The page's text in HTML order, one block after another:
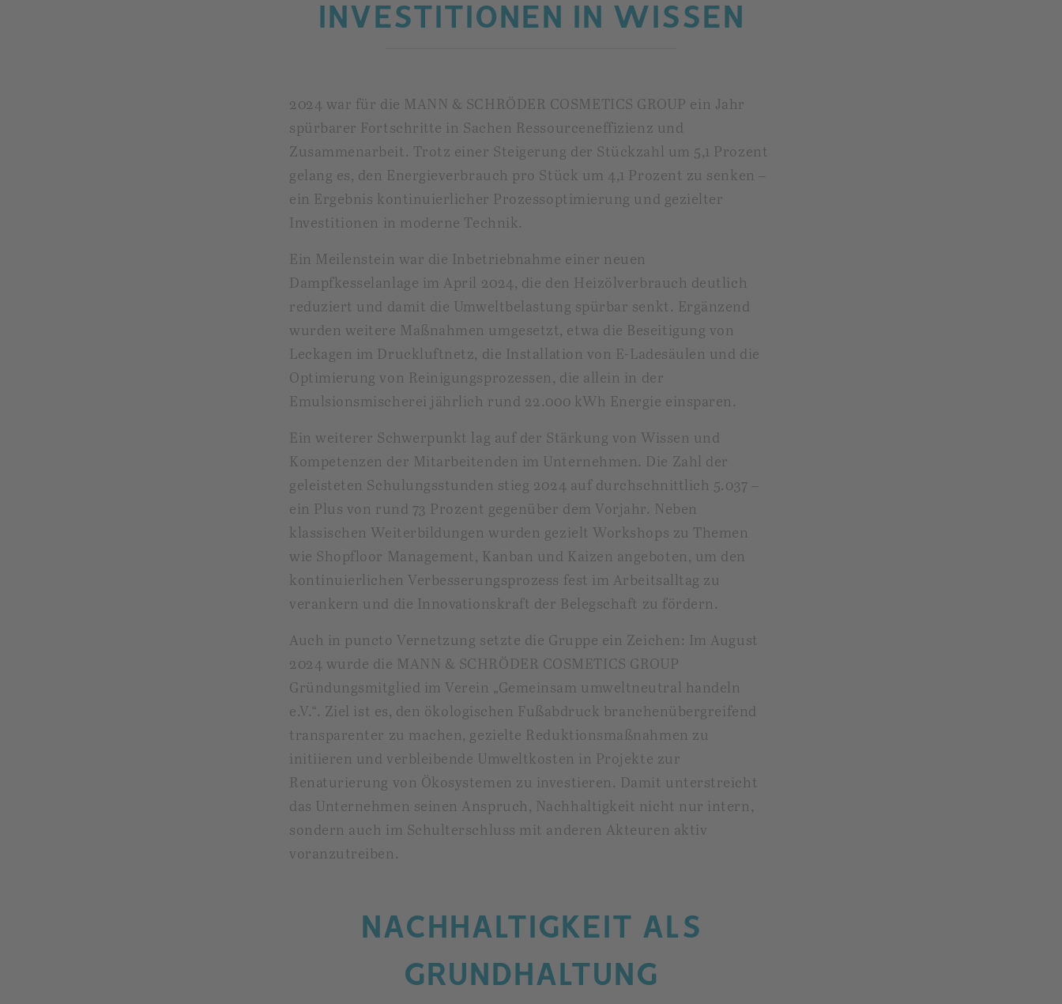
INVESTITIONEN IN WISSEN
2024 war für die MANN & SCHRÖDER COSMETICS GROUP ein Jahr
spürbarer Fortschritte in Sachen Ressourceneffizienz und
Zusammenarbeit. Trotz einer Steigerung der Stückzahl um 5,1 Prozent
gelang es, den Energieverbrauch pro Stück um 4,1 Prozent zu senken –
ein Ergebnis kontinuierlicher Prozessoptimierung und gezielter
Investitionen in moderne Technik.
Ein Meilenstein war die Inbetriebnahme einer neuen
Dampfkesselanlage im April 2024, die den Heizölverbrauch deutlich
reduziert und damit die Umweltbelastung spürbar senkt. Ergänzend
wurden weitere Maßnahmen umgesetzt, etwa die Beseitigung von
Leckagen im Druckluftnetz, die Installation von E-Ladesäulen und die
Optimierung von Reinigungsprozessen, die allein in der
Emulsionsmischerei jährlich rund 22.000 kWh Energie einsparen.
Ein weiterer Schwerpunkt lag auf der Stärkung von Wissen und
Kompetenzen der Mitarbeitenden im Unternehmen. Die Zahl der
geleisteten Schulungsstunden stieg 2024 auf durchschnittlich 5.037 –
ein Plus von rund 73 Prozent gegenüber dem Vorjahr. Neben
klassischen Weiterbildungen wurden gezielt Workshops zu Themen
wie Shopfloor Management, Kanban und Kaizen angeboten, um den
kontinuierlichen Verbesserungsprozess fest im Arbeitsalltag zu
verankern und die Innovationskraft der Belegschaft zu fördern.
Auch in puncto Vernetzung setzte die Gruppe ein Zeichen: Im August
2024 wurde die MANN & SCHRÖDER COSMETICS GROUP
Gründungsmitglied im Verein „Gemeinsam umweltneutral handeln
e.V.“. Ziel ist es, den ökologischen Fußabdruck branchenübergreifend
transparenter zu machen, gezielte Reduktionsmaßnahmen zu
initiieren und verbleibende Umweltkosten in Projekte zur
Renaturierung von Ökosystemen zu investieren. Damit unterstreicht
das Unternehmen seinen Anspruch, Nachhaltigkeit nicht nur intern,
sondern auch im Schulterschluss mit anderen Akteuren aktiv
voranzutreiben.
NACHHALTIGKEIT ALS
GRUNDHALTUNG